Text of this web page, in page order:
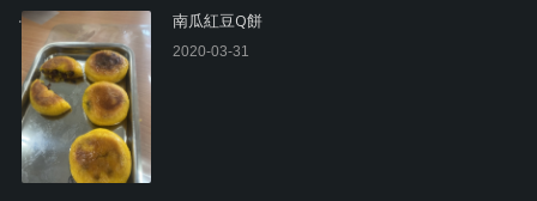
南瓜紅豆Q餅
2020-03-31